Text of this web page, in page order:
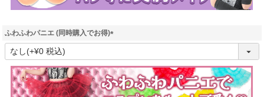
ふわふわパニエ (同時購入でお得)
(
須
)